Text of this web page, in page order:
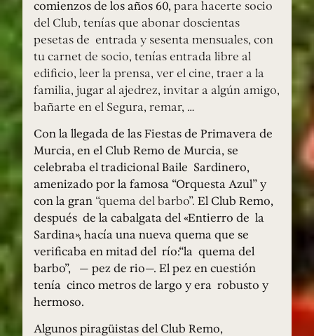
comienzos de los años 60, para hacerte socio
del Club, tenías que abonar doscientas
pesetas de entrada y sesenta mensuales, con
tu carnet de socio, tenías entrada libre al
edificio, leer la prensa, ver el cine, traer a la
familia, jugar al ajedrez, invitar a algún amigo,
bañarte en el Segura, remar, …
Con la llegada de las Fiestas de Primavera de
Murcia, en el Club Remo de Murcia, se
celebraba el tradicional Baile Sardinero,
amenizado por la famosa “Orquesta Azul” y
con la gran “quema del barbo”. El Club Remo,
después de la cabalgata del «Entierro de la
Sardina», hacía una nueva quema que se
verificaba en mitad del río:“la quema del
barbo”, — pez de rio—. El pez en cuestión
tenía cinco metros de largo y era robusto y
hermoso.
Algunos piragüistas del Club Remo,